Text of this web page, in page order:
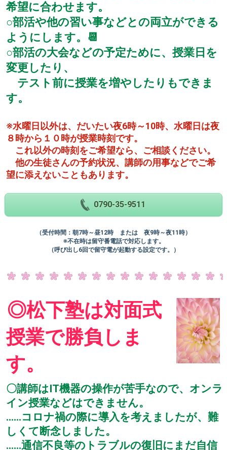
希望に合わせます。
○部活や他の習い事などとの両立ができる
ようにします。📆
○部活の大会などの予定ために、授業日を
変更したり、
テスト前に授業を増やしたりもできま
す。
※水曜日以外は、だいたい夜6時～10時、水曜日は夜
８時から１０時が授業時刻です。
これ以外の時刻をご希望なら、ご相談ください。
他の生徒さんの予約状況、講師の用事などでご希
望に添えないこともあります。
0790-35-9511
（受付時間：朝7時～昼12時 または 夜9時～夜11時）
※不在時は留守番電話で対応します。
（呼び出し6回で留守電が起動する設定です。）
◎松下塾は対面式
授業で勝負しま
す。
〇講師はIT機器の操作が苦手なので、オンラ
イン授業などはできません。
‥‥‥コロナ禍の際に導入を考えましたが、難
しくて断念しました。
‥‥‥通信不良等のトラブルの復旧にまだ自信